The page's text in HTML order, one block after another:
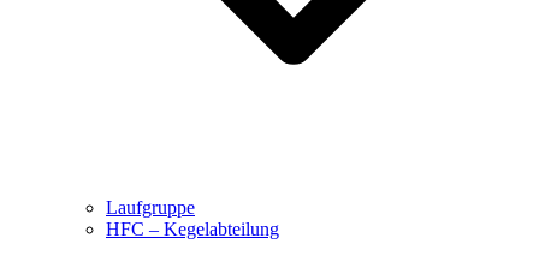
Laufgruppe
HFC – Kegelabteilung